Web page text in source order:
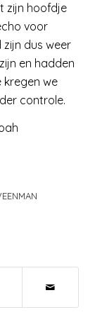
zijn hoofdje
voor
dus weer
en hadden
kregen we
controle.